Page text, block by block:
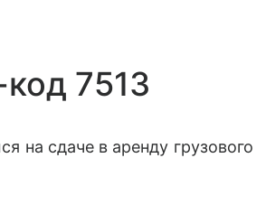
7513
на сдаче в аренду грузового